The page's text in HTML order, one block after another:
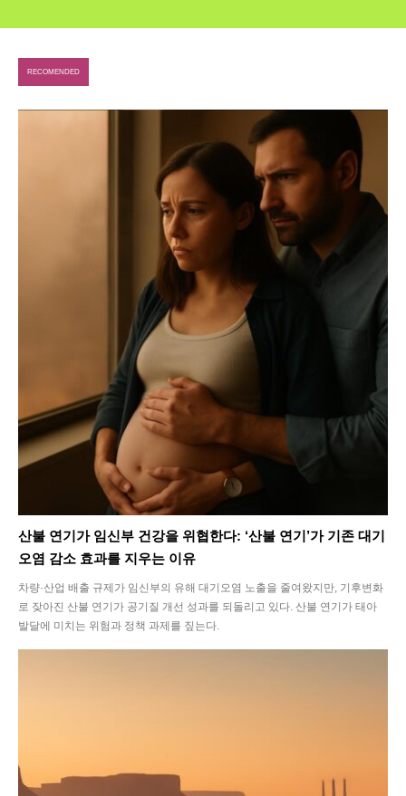
Tech
RECOMENDED
산불 연기가 임신부 건강을 위협한다: ‘산불 연기’가 기존 대기
오염 감소 효과를 지우는 이유
차량·산업 배출 규제가 임신부의 유해 대기오염 노출을 줄여왔지만, 기후변화
로 잦아진 산불 연기가 공기질 개선 성과를 되돌리고 있다. 산불 연기가 태아
발달에 미치는 위험과 정책 과제를 짚는다.